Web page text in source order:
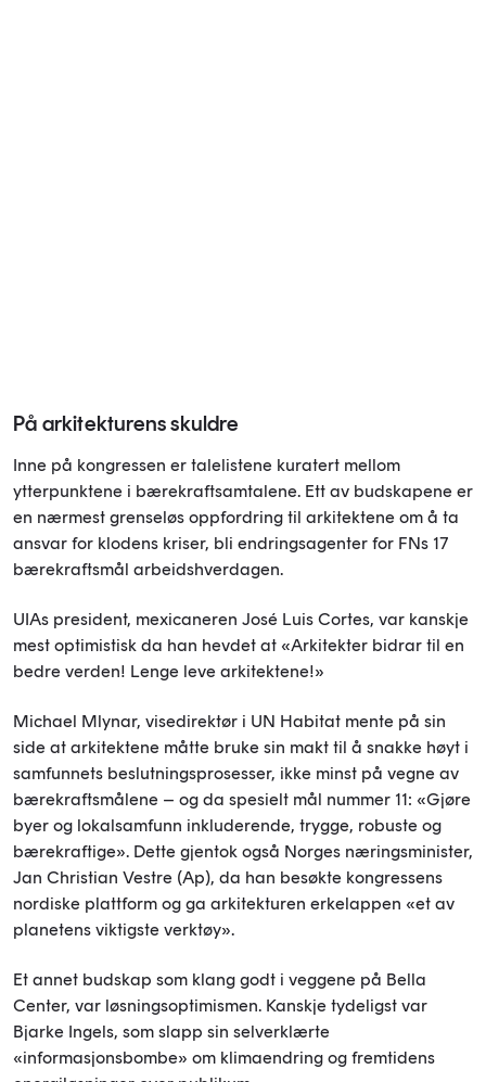
På arkitekturens skuldre
Inne på kongressen er talelistene kuratert mellom
ytterpunktene i bærekraftsamtalene. Ett av budskapene er
en nærmest grenseløs oppfordring til arkitektene om å ta
ansvar for klodens kriser, bli endringsagenter for FNs 17
bærekraftsmål arbeidshverdagen.
UIAs president, mexicaneren José Luis Cortes, var kanskje
mest optimistisk da han hevdet at «Arkitekter bidrar til en
bedre verden! Lenge leve arkitektene!»
Michael Mlynar, visedirektør i UN Habitat mente på sin
side at arkitektene måtte bruke sin makt til å snakke høyt i
samfunnets beslutningsprosesser, ikke minst på vegne av
bærekraftsmålene – og da spesielt mål nummer 11: «Gjøre
byer og lokalsamfunn inkluderende, trygge, robuste og
bærekraftige». Dette gjentok også Norges næringsminister,
Jan Christian Vestre (Ap), da han besøkte kongressens
nordiske plattform og ga arkitekturen erkelappen «et av
planetens viktigste verktøy».
Et annet budskap som klang godt i veggene på Bella
Center, var løsningsoptimismen. Kanskje tydeligst var
Bjarke Ingels, som slapp sin selverklærte
«informasjonsbombe» om klimaendring og fremtidens